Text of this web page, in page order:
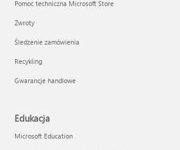
Pomoc techniczna Microsoft Store
Zwroty
Śledzenie zamówienia
Recykling
Gwarancje handlowe
Edukacja
Microsoft Education